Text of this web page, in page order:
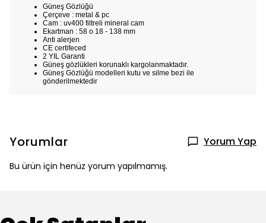
Güneş Gözlüğü
Çerçeve : metal & pc
Cam : uv400 filtreli mineral cam
Ekartman : 58 o 18 - 138 mm
Anti alerjen
CE certifeced
2 YIL Garanti
Güneş gözlükleri korunaklı kargolanmaktadır.
Güneş Gözlüğü modelleri kutu ve silme bezi ile
gönderilmektedir
Yorumlar Yorum Yap
Bu ürün için henüz yorum yapılmamış.